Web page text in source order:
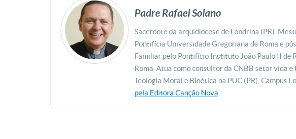
Padre Rafael Solano
Sacerdote da arquidiocese de Londrina (PR).
Pontifícia Universidade Gregoriana de Roma e
Familiar pelo Pontifício Instituto João Paulo II de
Roma. Atua como consultor da CNBB setor vida
Teologia Moral e Bioética na PUC (PR), Campus
pela Editora Canção Nova